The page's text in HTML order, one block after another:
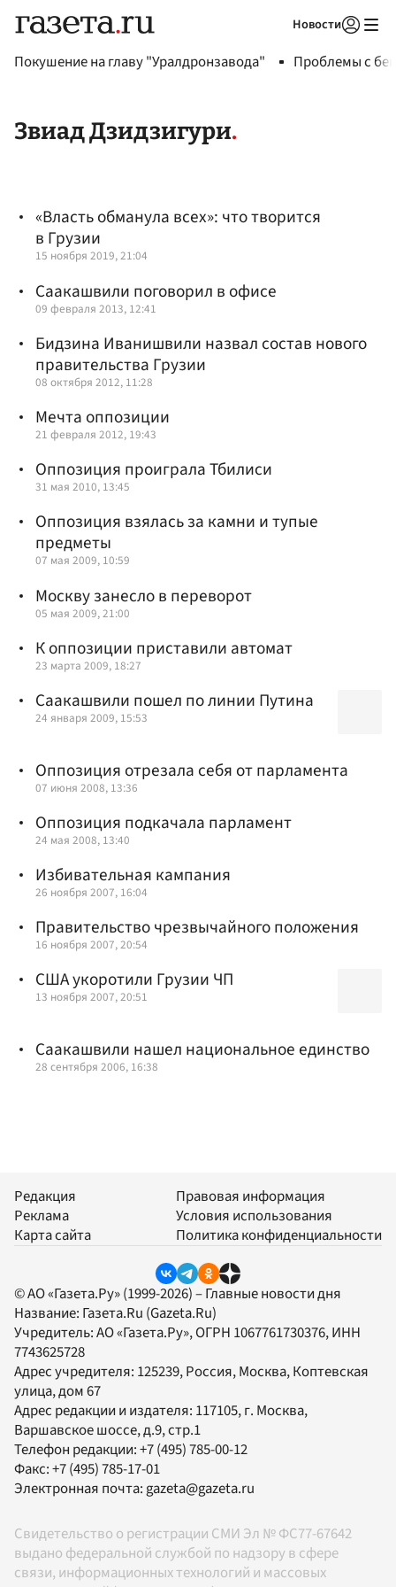
Новости
Покушение на главу "Уралдронзавода" Проблемы с
Звиад Дзидзигури
«Власть обманула всех»: что творится
в Грузии
15 ноября 2019, 21:04
Саакашвили поговорил в офисе
09 февраля 2013, 12:41
Бидзина Иванишвили назвал состав нового
правительства Грузии
08 октября 2012, 11:28
Мечта оппозиции
21 февраля 2012, 19:43
Оппозиция проиграла Тбилиси
31 мая 2010, 13:45
Оппозиция взялась за камни и тупые
предметы
07 мая 2009, 10:59
Москву занесло в переворот
05 мая 2009, 21:00
К оппозиции приставили автомат
23 марта 2009, 18:27
Саакашвили пошел по линии Путина
24 января 2009, 15:53
Оппозиция отрезала себя от парламента
07 июня 2008, 13:36
Оппозиция подкачала парламент
24 мая 2008, 13:40
Избивательная кампания
26 ноября 2007, 16:04
Правительство чрезвычайного положения
16 ноября 2007, 20:54
США укоротили Грузии ЧП
13 ноября 2007, 20:51
Саакашвили нашел национальное единство
28 сентября 2006, 16:38
Редакция
Реклама
Карта сайта
Правовая информация
Условия использования
Политика конфиденциальности
© АО «Газета.Ру» (1999-2026) – Главные новости дня
Название: Газета.Ru (Gazeta.Ru)
Учредитель:АО «Газета.Ру», ОГРН 1067761730376, ИНН
7743625728
Адрес учредителя: 125239, Россия, Москва, Коптевская
улица, дом 67
Адрес редакции и издателя: 117105, г. Москва,
Варшавское шоссе, д.9, стр.1
Телефон редакции:+7 (495) 785-00-12
Факс:+7 (495) 785-17-01
Электронная почта:gazeta@gazeta.ru
Свидетельство о регистрации СМИ Эл № ФС77-67642
выдано федеральной службой по надзору в сфере
связи, информационных технологий и массовых